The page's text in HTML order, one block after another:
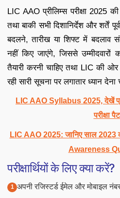
LIC AAO प्रीलिम्स परीक्षा 2025
तथा बाकी सभी दिशानिर्देश और शर्तें
बदलने, तारीख या शिफ्ट में बदलाव
नहीं किए जाएंगे, जिससे उम्मीदवारों
तैयारी करनी चाहिए तथा LIC की
रही सारी सूचना पर लगातार ध्यान देना
LIC AAO Syllabus 2025, देखें
परीक्षा
LIC AAO 2025: जानिए साल 2023
Awareness
परीक्षार्थियों के लिए क्या करें?
अपनी रजिस्टर्ड ईमेल और मोबाइल